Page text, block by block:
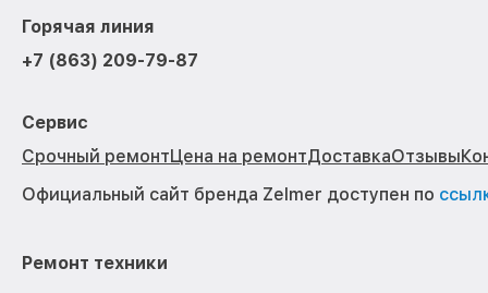
Горячая линия
+7 (863) 209-79-87
Сервис
Срочный ремонтЦена на ремонтДоставкаОтзывы
Официальный сайт бренда Zelmer доступен по
Ремонт техники